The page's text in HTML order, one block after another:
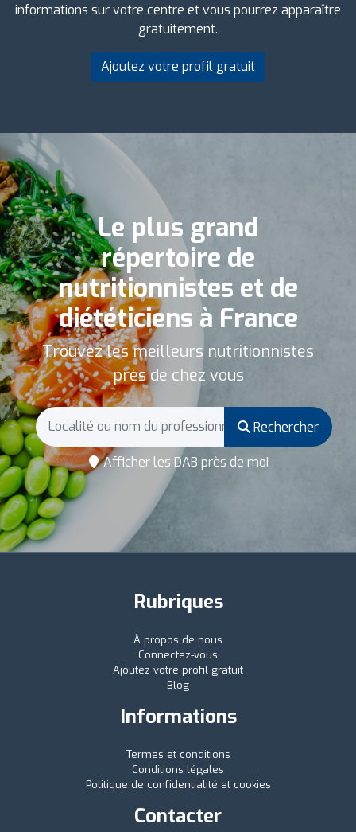
informations sur votre centre et vous pourrez apparaître
gratuitement.
Ajoutez votre profil gratuit
Le plus grand
répertoire de
nutritionnistes et de
diététiciens à France
Trouvez les meilleurs nutritionnistes
près de chez vous
Rechercher
Afficher les DAB près de moi
Rubriques
À propos de nous
Connectez-vous
Ajoutez votre profil gratuit
Blog
Informations
Termes et conditions
Conditions légales
Politique de confidentialité et cookies
Contacter